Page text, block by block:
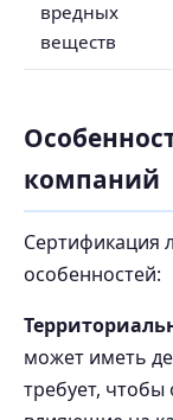
вредных
веществ
компаний
Сертификация
особенностей:
может иметь
требует,